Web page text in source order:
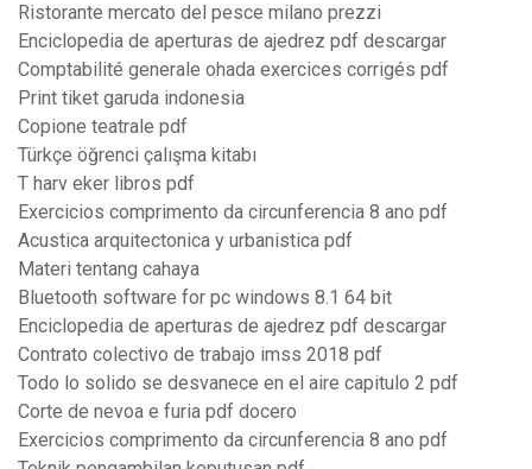
Ristorante mercato del pesce milano prezzi
Enciclopedia de aperturas de ajedrez pdf descargar
Comptabilité generale ohada exercices corrigés pdf
Print tiket garuda indonesia
Copione teatrale pdf
Türkçe öğrenci çalışma kitabı
T harv eker libros pdf
Exercicios comprimento da circunferencia 8 ano pdf
Acustica arquitectonica y urbanistica pdf
Materi tentang cahaya
Bluetooth software for pc windows 8.1 64 bit
Enciclopedia de aperturas de ajedrez pdf descargar
Contrato colectivo de trabajo imss 2018 pdf
Todo lo solido se desvanece en el aire capitulo 2 pdf
Corte de nevoa e furia pdf docero
Exercicios comprimento da circunferencia 8 ano pdf